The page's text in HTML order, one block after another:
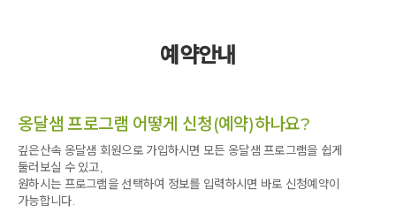
예약안내
옹달샘 프로그램 어떻게 신청(예약)하나요?
깊은산속 옹달샘 회원으로 가입하시면 모든 옹달샘 프로그램을 쉽게
둘러보실 수 있고,
원하시는 프로그램을 선택하여 정보를 입력하시면 바로 신청예약이
가능합니다.